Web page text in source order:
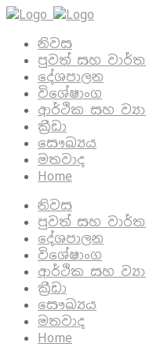
නිවස
පුවත් සහ
දේශපාලන
විශේෂාංග
ආර්ථික සහ
ක්‍රීඩා
සෞඛ්‍යය
මතවාද
Home
නිවස
පුවත් සහ
දේශපාලන
විශේෂාංග
ආර්ථික සහ
ක්‍රීඩා
සෞඛ්‍යය
මතවාද
Home